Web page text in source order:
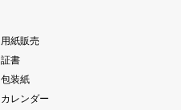
用紙販売
証書
包装紙
カレンダー